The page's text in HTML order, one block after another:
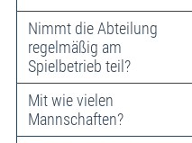
Nimmt die Abteilung
regelmäßig am
Spielbetrieb teil?
Mit wie vielen
Mannschaften?